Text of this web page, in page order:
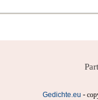
Gedichte.eu -